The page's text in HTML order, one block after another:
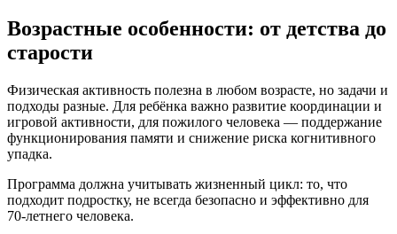
Возрастные особенности: от детства до
старости
Физическая активность полезна в любом возрасте, но задачи и
подходы разные. Для ребёнка важно развитие координации и
игровой активности, для пожилого человека — поддержание
функционирования памяти и снижение риска когнитивного
упадка.
Программа должна учитывать жизненный цикл: то, что
подходит подростку, не всегда безопасно и эффективно для
70-летнего человека.